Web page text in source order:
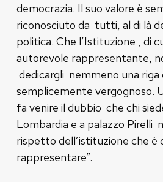
democrazia. Il suo valore è
riconosciuto da tutti, al di là
politica. Che l’Istituzione , di
autorevole rappresentante,
dedicargli nemmeno una riga
semplicemente vergognoso.
fa venire il dubbio che chi
Lombardia e a palazzo Pirelli
rispetto dell’istituzione che è
rappresentare”.